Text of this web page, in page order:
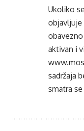
Ukoliko
objavljuje
aktivan i
sadržaja
smatra